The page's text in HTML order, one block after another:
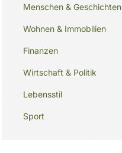
Menschen & Geschichten
Wohnen & Immobilien
Finanzen
Wirtschaft & Politik
Lebensstil
Sport